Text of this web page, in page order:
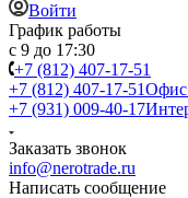
Войти
График работы
с 9 до 17:30
+7 (812) 407-17-51
+7 (812) 407-17-51Офис
+7 (931) 009-40-17
Заказать звонок
info@nerotrade.ru
Написать сообщение